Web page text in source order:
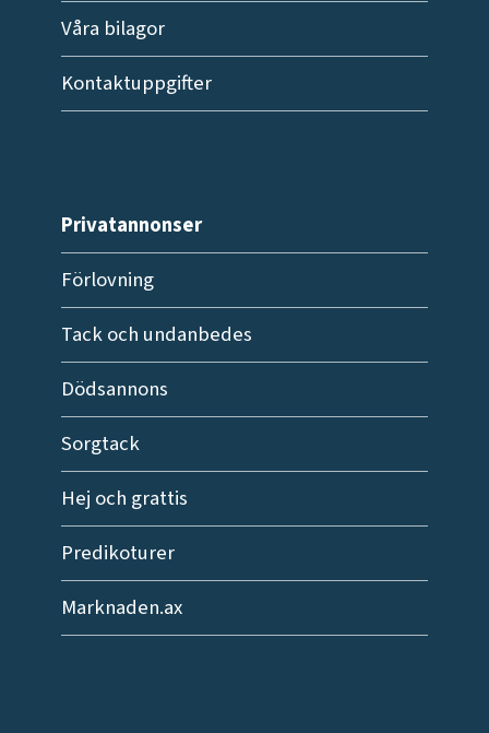
Våra bilagor
Kontaktuppgifter
Privatannonser
Förlovning
Tack och undanbedes
Dödsannons
Sorgtack
Hej och grattis
Predikoturer
Marknaden.ax